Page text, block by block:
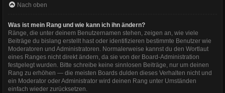
Nach oben
Was ist mein Rang und wie kann ich ihn ändern?
Ränge, die unter deinem Benutzernamen stehen, zeigen an, wie viele
Beiträge du bislang erstellt hast oder identifizieren bestimmte Benutzer wie
Moderatoren und Administratoren. Normalerweise kannst du den Wortlaut
eines Ranges nicht direkt ändern, da sie von der Board-Administration
festgelegt wurden. Bitte schreibe keine sinnlosen Beiträge, nur um deinen
Rang zu erhöhen — die meisten Boards dulden dieses Verhalten nicht und
ein Moderator oder Administrator wird deinen Rang unter Umständen
einfach wieder zurücksetzen.